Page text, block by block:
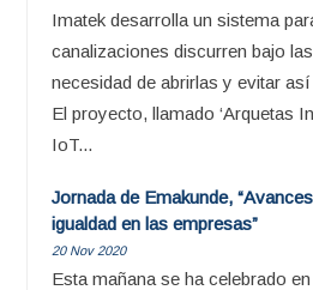
Imatek desarrolla un sistema
canalizaciones discurren bajo
necesidad de abrirlas y evitar
El proyecto, llamado ‘Arquetas
IoT...
Jornada de Emakunde,
igualdad en las empresas”
20 Nov 2020
Esta mañana se ha celebrado